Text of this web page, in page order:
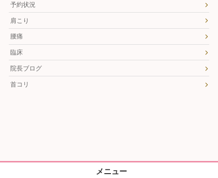
予約状況
肩こり
腰痛
臨床
院長ブログ
首コリ
メニュー